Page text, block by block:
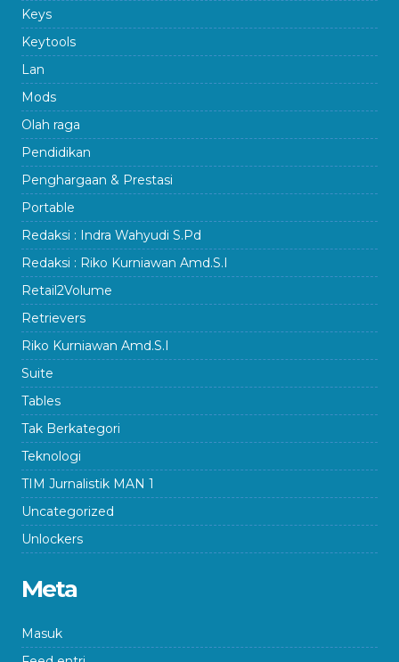
Keys
Keytools
Lan
Mods
Olah raga
Pendidikan
Penghargaan & Prestasi
Portable
Redaksi : Indra Wahyudi S.Pd
Redaksi : Riko Kurniawan Amd.S.I
Retail2Volume
Retrievers
Riko Kurniawan Amd.S.I
Suite
Tables
Tak Berkategori
Teknologi
TIM Jurnalistik MAN 1
Uncategorized
Unlockers
Meta
Masuk